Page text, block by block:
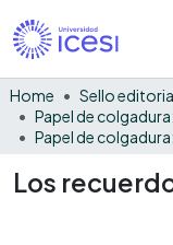
Home Sello
Los